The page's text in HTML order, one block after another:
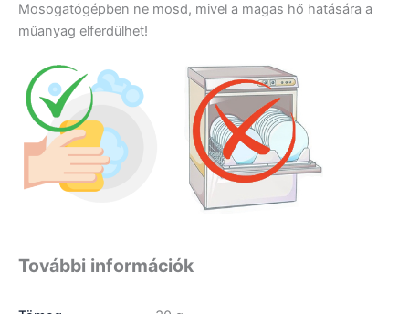
Mosogatógépben ne mosd, mivel a magas hő hatására a
műanyag elferdülhet!
További információk